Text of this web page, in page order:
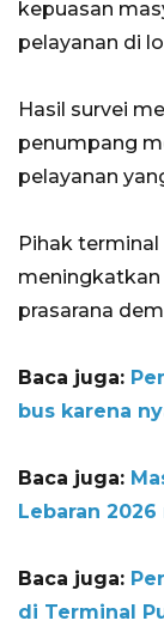
kepuasan
pelayanan di
​Hasil survei
penumpang
pelayanan
Pihak
meningkatkan
prasarana
Baca juga:
bus karena
Baca juga:
Lebaran
Baca juga:
di Terminal